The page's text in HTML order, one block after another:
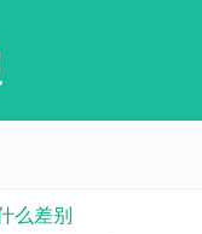
么差别